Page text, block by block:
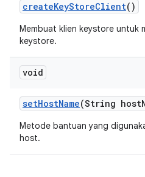
createKeyStoreClient()
Membuat klien keystore untuk
keystore.
void
setHostName(String host
Metode bantuan yang
host.